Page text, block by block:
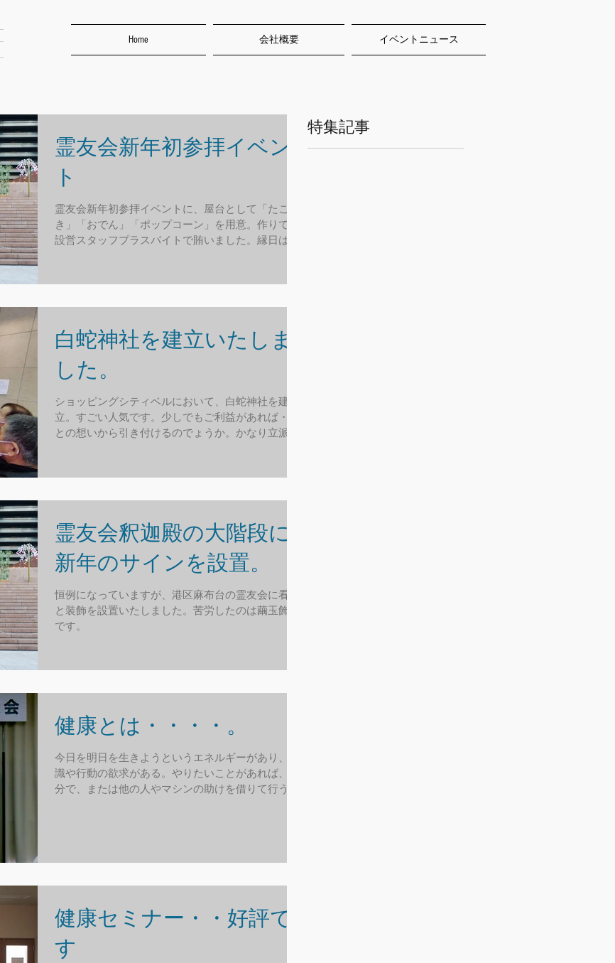
Home 会社概要 イベントニュース
霊友会新年初参拝イベン
ト
霊友会新年初参拝イベントに、屋台として「たこや
き」「おでん」「ポップコーン」を用意。作りても
設営スタッフプラスバイトで賄いました。縁日は
え」「トランペットヒーローズ」に出演してもら
白蛇神社を建立いたしま
した。
ショッピングシティベルにおいて、白蛇神社を建
立。すごい人気です。少しでもご利益があれば・・
との想いから引き付けるのでょうか。かなり立派な
霊友会釈迦殿の大階段に
新年のサインを設置。
恒例になっていますが、港区麻布台の霊友会に看板
と装飾を設置いたしました。苦労したのは繭玉飾り
です。
健康とは・・・・。
今日を明日を生きようというエネルギーがあり、知
識や行動の欲求がある。やりたいことがあれば、自
分で、または他の人やマシンの助けを借りて行うこ
健康セミナー・・好評で
す
特集記事